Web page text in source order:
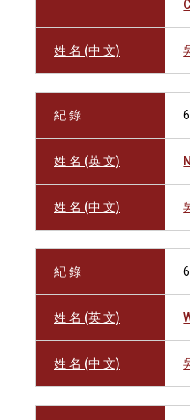
姓 名 (中 文)
紀 錄
姓 名 (英 文)
姓 名 (中 文)
紀 錄
姓 名 (英 文)
姓 名 (中 文)